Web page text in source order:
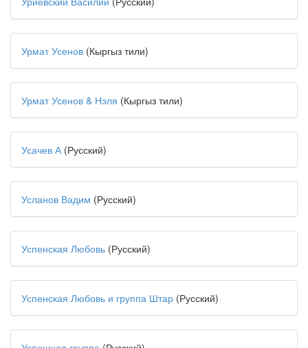
Урмат Усенов (Кыргыз тили)
Урмат Усенов & Нэля (Кыргыз тили)
Усачев А(Русский)
Усланов Вадим (Русский)
Успенская Любовь (Русский)
Успенская Любовь и группа Штар (Русский)